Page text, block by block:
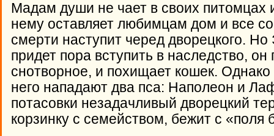
Мадам души не чает в своих питомцах
нему оставляет любимцам дом и все
смерти наступит черед дворецкого. Но
придет пора вступить в наследство,
снотворное, и похищает кошек.
него нападают два пса: Наполеон и
потасовки незадачливый дворецкий
корзинку с семейством, бежит с «поля